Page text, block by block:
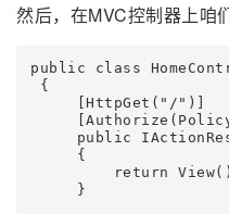
然后，在MVC控制器上咱
public class
{
     [HttpGet("/")]
public
     {
return
     }